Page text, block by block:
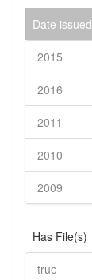
Date issued
2015
2016
2011
2010
2009
Has File(s)
true